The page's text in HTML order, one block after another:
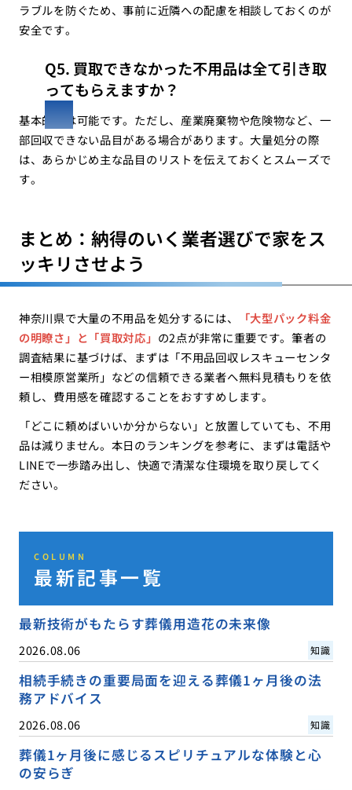
ラブルを防ぐため、事前に近隣への配慮を相談しておくのが
安全です。
Q5. 買取できなかった不用品は全て引き取
ってもらえますか？
基本的には可能です。ただし、産業廃棄物や危険物など、一
部回収できない品目がある場合があります。大量処分の際
は、あらかじめ主な品目のリストを伝えておくとスムーズで
す。
まとめ：納得のいく業者選びで家をス
ッキリさせよう
神奈川県で大量の不用品を処分するには、
「大型パック料金
の明瞭さ」と「買取対応」 の2点が非常に重要です。筆者の
調査結果に基づけば、まずは「不用品回収レスキューセンタ
ー相模原営業所」などの信頼できる業者へ無料見積もりを依
頼し、費用感を確認することをおすすめします。
「どこに頼めばいいか分からない」と放置していても、不用
品は減りません。本日のランキングを参考に、まずは電話や
LINEで一歩踏み出し、快適で清潔な住環境を取り戻してく
ださい。
COLUMN
最新記事一覧
最新技術がもたらす葬儀用造花の未来像
2026.08.06 知識
相続手続きの重要局面を迎える葬儀1ヶ月後の法
務アドバイス
2026.08.06 知識
葬儀1ヶ月後に感じるスピリチュアルな体験と心
の安らぎ